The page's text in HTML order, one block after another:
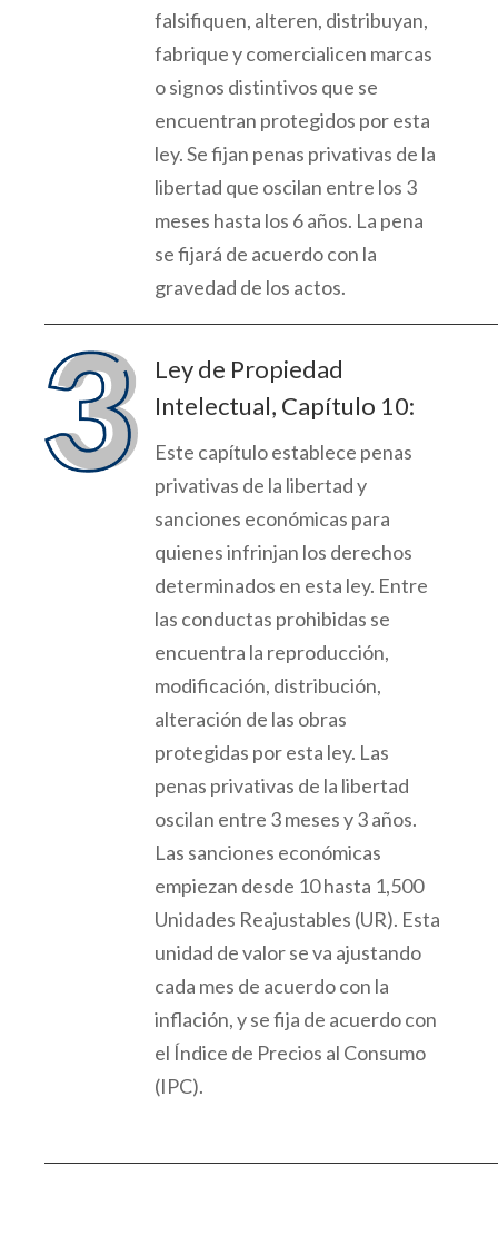
falsifiquen, alteren, distribuyan,
fabrique y comercialicen marcas
o signos distintivos que se
encuentran protegidos por esta
ley. Se fijan penas privativas de la
libertad que oscilan entre los 3
meses hasta los 6 años. La pena
sefijará de acuerdo con la
gravedad de los actos.
Ley de Propiedad
Intelectual, Capítulo 10:
Este capítulo establece penas
privativas de la libertad y
sanciones económicas para
quienes infrinjan los derechos
determinados en esta ley. Entre
las conductas prohibidas se
encuentra la reproducción,
modificación, distribución,
alteración de las obras
protegidas por esta ley. Las
penas privativas de la libertad
oscilan entre 3 meses y 3 años.
Las sanciones económicas
empiezan desde 10 hasta 1,500
Unidades Reajustables (UR). Esta
unidad de valor se va ajustando
cada mes de acuerdo con la
inflación, y se fija de acuerdo con
el Índice de Precios al Consumo
(IPC).